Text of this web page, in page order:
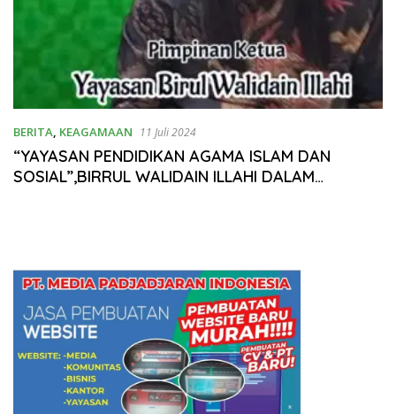
BERITA, KEAGAMAAN 11 Juli 2024
“YAYASAN PENDIDIKAN AGAMA ISLAM DAN
SOSIAL”,BIRRUL WALIDAIN ILLAHI DALAM